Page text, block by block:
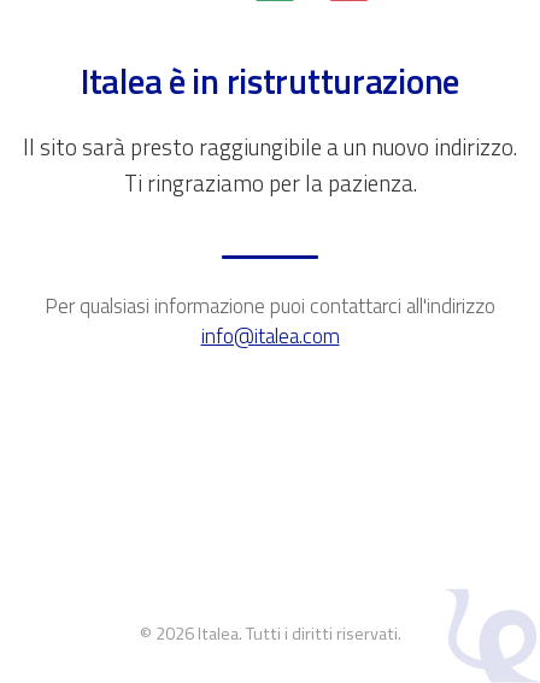
Italea è in ristrutturazione
Il sito sarà presto raggiungibile a un nuovo indirizzo.
Ti ringraziamo per la pazienza.
Per qualsiasi informazione puoi contattarci all'indirizzo
info@italea.com
© 2026 Italea. Tutti i diritti riservati.